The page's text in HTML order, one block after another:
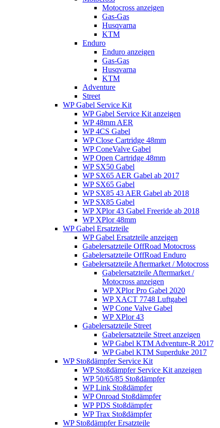
Motocross anzeigen
Gas-Gas
Husqvarna
KTM
Enduro
Enduro anzeigen
Gas-Gas
Husqvarna
KTM
Adventure
Street
WP Gabel Service Kit
WP Gabel Service Kit anzeigen
WP 48mm AER
WP 4CS Gabel
WP Close Cartridge 48mm
WP ConeValve Gabel
WP Open Cartridge 48mm
WP SX50 Gabel
WP SX65 AER Gabel ab 2017
WP SX65 Gabel
WP SX85 43 AER Gabel ab 2018
WP SX85 Gabel
WP XPlor 43 Gabel Freeride ab 2018
WP XPlor 48mm
WP Gabel Ersatzteile
WP Gabel Ersatzteile anzeigen
Gabelersatzteile OffRoad Motocross
Gabelersatzteile OffRoad Enduro
Gabelersatzteile Aftermarket / Motocross
Gabelersatzteile Aftermarket /
Motocross anzeigen
WP XPlor Pro Gabel 2020
WP XACT 7748 Luftgabel
WP Cone Valve Gabel
WP XPlor 43
Gabelersatzteile Street
Gabelersatzteile Street anzeigen
WP Gabel KTM Adventure-R 2017
WP Gabel KTM Superduke 2017
WP Stoßdämpfer Service Kit
WP Stoßdämpfer Service Kit anzeigen
WP 50/65/85 Stoßdämpfer
WP Link Stoßdämpfer
WP Onroad Stoßdämpfer
WP PDS Stoßdämpfer
WP Trax Stoßdämpfer
WP Stoßdämpfer Ersatzteile